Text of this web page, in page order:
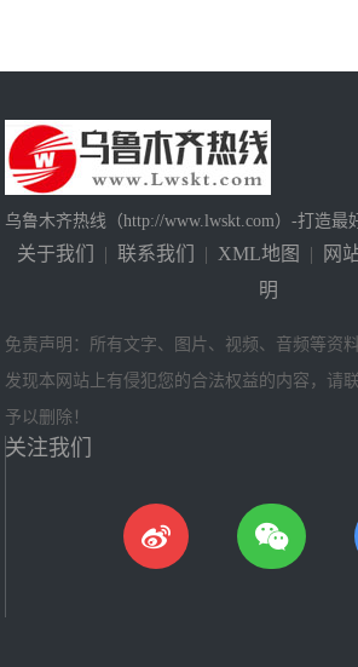
乌鲁木齐热线（http://www.lwskt.com）-打造最
关于我们 | 联系我们 | XML地图 | 网
明
免责声明：所有文字、图片、视频、音频等资
发现本网站上有侵犯您的合法权益的内容，请
予以删除！
关注我们